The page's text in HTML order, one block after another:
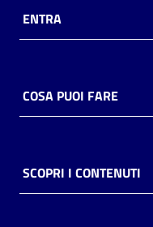
ENTRA
COSA PUOI FARE
SCOPRI I CONTENUTI